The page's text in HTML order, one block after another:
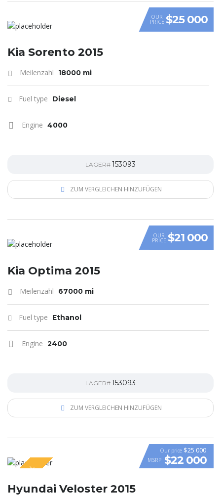
OUR
PRICE $25 000
Kia Sorento 2015
Meilenzahl 18000 mi
Fuel type Diesel
Engine 4000
LAGER# 153093
ZUM VERGLEICHEN HINZUFÜGEN
OUR
PRICE $21 000
Kia Optima 2015
Meilenzahl 67000 mi
Fuel type Ethanol
Engine 2400
LAGER# 153093
ZUM VERGLEICHEN HINZUFÜGEN
VIDEO
SPECIAL
Our price $25 000
MSRP $22 000
Hyundai Veloster 2015